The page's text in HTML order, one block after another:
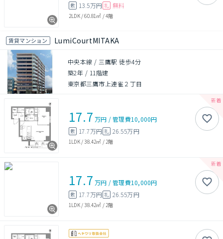
敷 13.5万円 礼 無料
2LDK/60.81㎡ /4階
賃貸マンション LumiCourtMITAKA
中央本線 / 三鷹駅 徒歩4分
築2年 / 11階建
東京都三鷹市上連雀２丁目
17.7 万円 /管理費10,000円
敷 17.7万円 礼 26.55万円
1LDK/38.42㎡ / 2階
17.7 万円 /管理費10,000円
敷 17.7万円 礼 26.55万円
1LDK/38.42㎡ / 2階